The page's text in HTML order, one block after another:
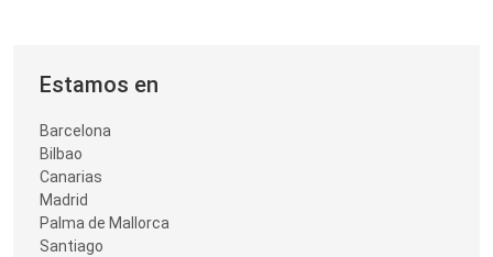
Estamos en
Barcelona
Bilbao
Canarias
Madrid
Palma de Mallorca
Santiago